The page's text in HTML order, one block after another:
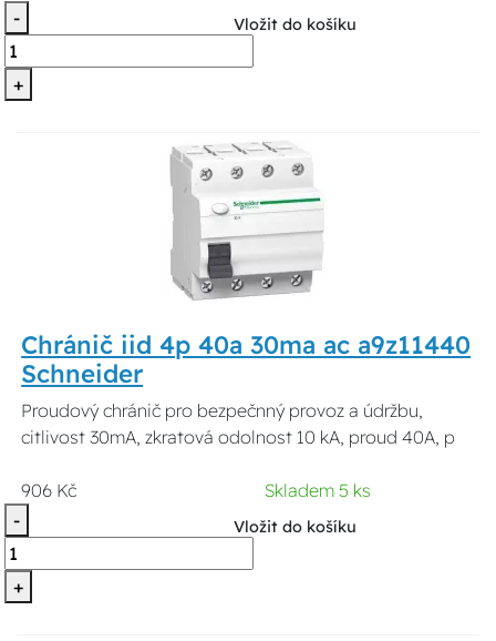
-
+
Vložit do košíku
Chránič iid 4p 40a 30ma ac a9z11440
Schneider
Proudový chránič pro bezpečnný provoz a údržbu,
citlivost 30mA, zkratová odolnost 10 kA, proud 40A, p
906 Kč
Skladem 5 ks
-
+
Vložit do košíku